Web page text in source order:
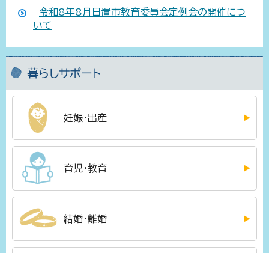
令和8年8月日置市教育委員会定例会の開催につ
いて
暮らしサポート
妊娠・出産
育児・教育
結婚・離婚